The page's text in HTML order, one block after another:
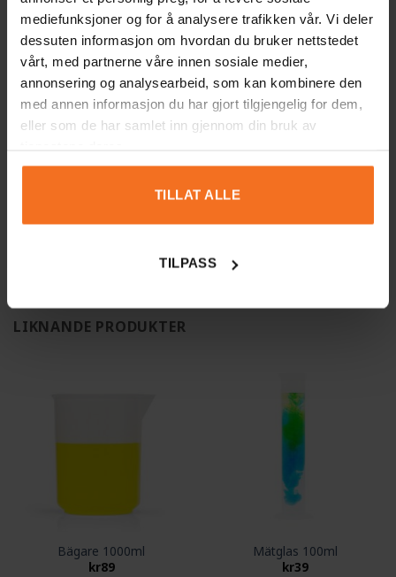
mediefunksjoner og for å analysere trafikken vår. Vi deler
dessuten informasjon om hvordan du bruker nettstedet
vårt, med partnerne våre innen sosiale medier,
annonsering og analysearbeid, som kan kombinere den
med annen informasjon du har gjort tilgjengelig for dem,
eller som de har samlet inn gjennom din bruk av
TILLAT ALLE
TILPASS
1-1 of 1 review
LIKNANDE PRODUKTER
Bägare 1000ml
kr89
Mätglas 100ml
kr39